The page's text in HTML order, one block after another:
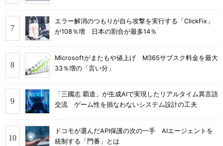
エラー解消のつもりが自ら攻撃を実行する「ClickFix」
が108％増 日本の割合が最多14％
Microsoftがまたもや値上げ M365サブスク料金を最大
33％増の「言い分」
「三國志 覇道」が生成AIで実現したリアルタイム異言語
交流 ゲーム性を損なわないシステム設計の工夫
ドコモが選んだAPI保護の次の一手 AIエージェントを
統制する「門番」とは